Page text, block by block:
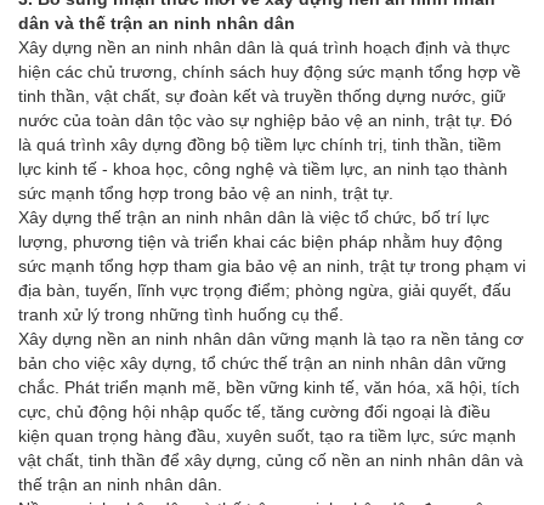
dân và thế trận an ninh nhân dân
Xây dựng nền an ninh nhân dân là quá trình hoạch định và thực
hiện các chủ trương, chính sách huy động sức mạnh tổng hợp về
tinh thần, vật chất, sự đoàn kết và truyền thống dựng nước, giữ
nước của toàn dân tộc vào sự nghiệp bảo vệ an ninh, trật tự. Đó
là quá trình xây dựng đồng bộ tiềm lực chính trị, tinh thần, tiềm
lực kinh tế - khoa học, công nghệ và tiềm lực, an ninh tạo thành
sức mạnh tổng hợp trong bảo vệ an ninh, trật tự.
Xây dựng thế trận an ninh nhân dân là việc tổ chức, bố trí lực
lượng, phương tiện và triển khai các biện pháp nhằm huy động
sức mạnh tổng hợp tham gia bảo vệ an ninh, trật tự trong phạm vi
địa bàn, tuyến, lĩnh vực trọng điểm; phòng ngừa, giải quyết, đấu
tranh xử lý trong những tình huống cụ thể.
Xây dựng nền an ninh nhân dân vững mạnh là tạo ra nền tảng cơ
bản cho việc xây dựng, tổ chức thế trận an ninh nhân dân vững
chắc. Phát triển mạnh mẽ, bền vững kinh tế, văn hóa, xã hội, tích
cực, chủ động hội nhập quốc tế, tăng cường đối ngoại là điều
kiện quan trọng hàng đầu, xuyên suốt, tạo ra tiềm lực, sức mạnh
vật chất, tinh thần để xây dựng, củng cố nền an ninh nhân dân và
thế trận an ninh nhân dân.